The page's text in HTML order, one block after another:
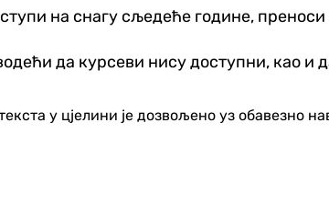
на снагу сљедеће године,
да курсеви нису доступни, као
у цјелини је дозвољено уз обавезно